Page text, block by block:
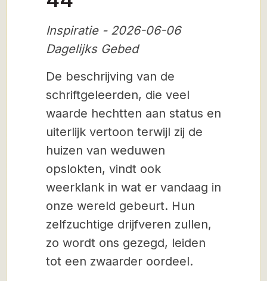
Inspiratie - 2026-06-06
Dagelijks Gebed
De beschrijving van de
schriftgeleerden, die veel
waarde hechtten aan status en
uiterlijk vertoon terwijl zij de
huizen van weduwen
opslokten, vindt ook
weerklank in wat er vandaag in
onze wereld gebeurt. Hun
zelfzuchtige drijfveren zullen,
zo wordt ons gezegd, leiden
tot een zwaarder oordeel.